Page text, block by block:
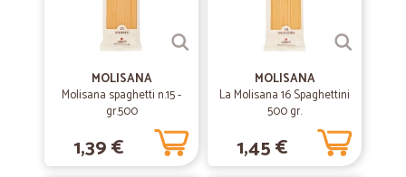
MOLISANA
Molisana spaghetti n.15 -
gr.500
1,39 €
MOLISANA
La Molisana 16 Spaghettini
500 gr.
1,45 €